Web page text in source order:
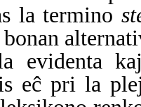
la termino
evidenta
eĉ pri la